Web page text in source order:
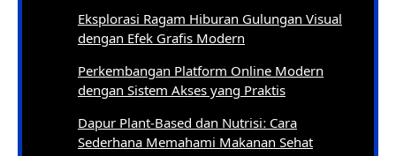
Eksplorasi Ragam Hiburan Gulungan Visual
dengan Efek Grafis Modern
Perkembangan Platform Online Modern
dengan Sistem Akses yang Praktis
Dapur Plant-Based dan Nutrisi: Cara
Sederhana Memahami Makanan Sehat